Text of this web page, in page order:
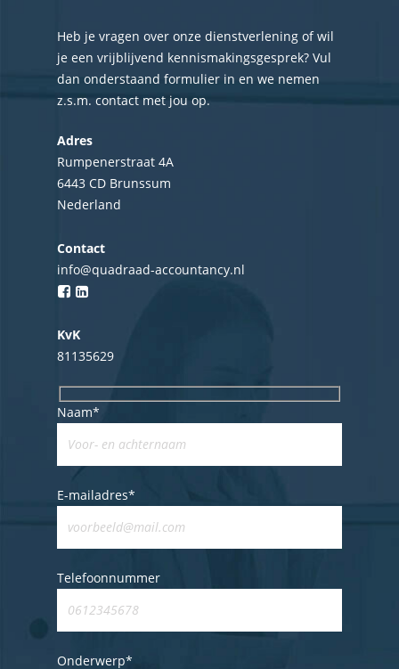
Heb je vragen over onze dienstverlening of wil
je een vrijblijvend kennismakingsgesprek? Vul
dan onderstaand formulier in en we nemen
z.s.m. contact met jou op.
Adres
Rumpenerstraat 4A
6443 CD Brunssum
Nederland
Contact
info@quadraad-accountancy.nl
KvK
81135629
Naam*
E-mailadres*
Telefoonnummer
Onderwerp*